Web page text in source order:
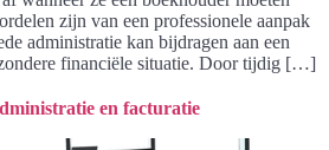
zijn van een professionele aanpak
administratie kan bijdragen aan een
financiële situatie. Door tijdig […]
en facturatie